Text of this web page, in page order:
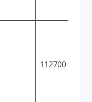
112700